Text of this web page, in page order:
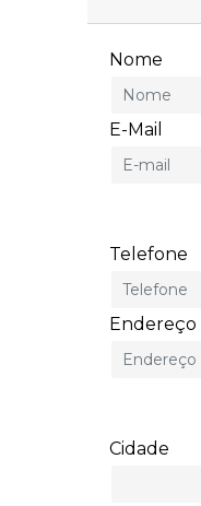
Nome
E-Mail
Telefone
Endereço
Cidade